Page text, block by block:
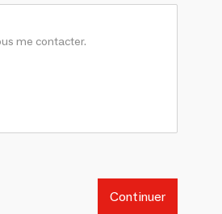
Continuer